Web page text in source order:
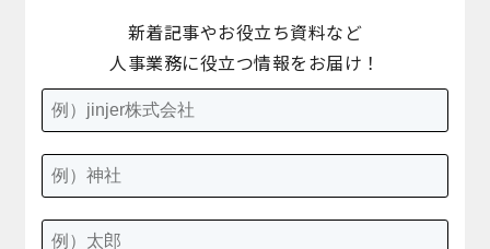
新着記事やお役立ち資料など
人事業務に役立つ情報をお届け！